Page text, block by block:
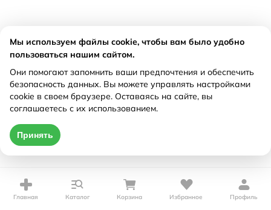
Главная Каталог Корзина Избранное Профиль
Мы используем файлы cookie, чтобы вам было удобно
пользоваться нашим сайтом.
Они помогают запомнить ваши предпочтения и обеспечить
безопасность данных. Вы можете управлять настройками
cookie в своем браузере. Оставаясь на сайте, вы
соглашаетесь с их использованием.
Принять